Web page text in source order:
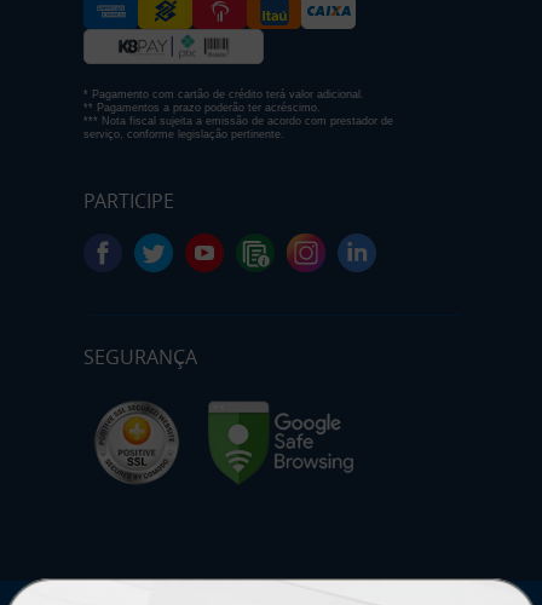
* Pagamento com cartão de crédito terá valor adicional.
** Pagamentos a prazo poderão ter acréscimo.
*** Nota fiscal sujeita a emissão de acordo com prestador de
serviço, conforme legislação pertinente.
PARTICIPE
SEGURANÇA